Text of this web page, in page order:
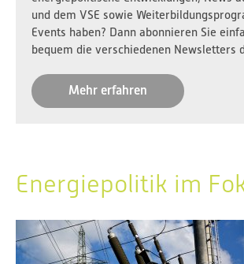
und dem VSE sowie
Events haben? Dann abonnieren Sie
bequem die verschiedenen Newsletters
Mehr erfahren
Energiepolitik im